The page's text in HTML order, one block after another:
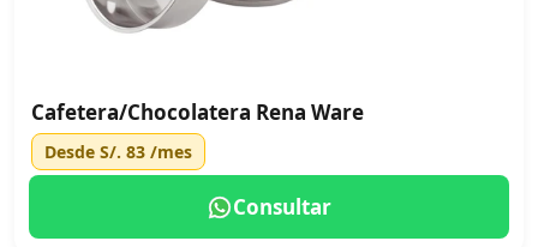
Cafetera/Chocolatera Rena Ware
Desde S/. 83 /mes
Consultar